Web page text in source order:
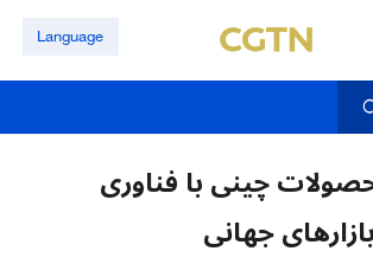
Language
چینی با فناوری
جهانی